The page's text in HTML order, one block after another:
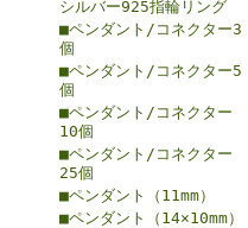
シルバー925指輪リング
■ペンダント/コネクター3
個
■ペンダント/コネクター5
個
■ペンダント/コネクター
10個
■ペンダント/コネクター
25個
■ペンダント（11mm）
■ペンダント（14×10mm）